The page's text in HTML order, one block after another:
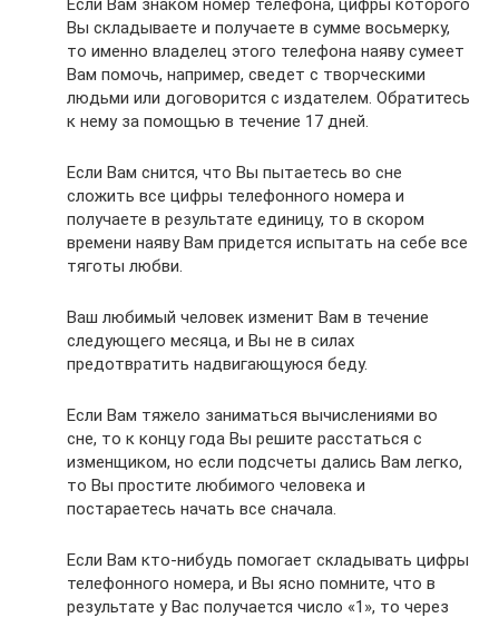
Если Вам знаком номер телефона, цифры которого
Вы складываете и получаете в сумме восьмерку,
то именно владелец этого телефона наяву сумеет
Вам помочь, например, сведет с творческими
людьми или договорится с издателем. Обратитесь
к нему за помощью в течение 17 дней.
Если Вам снится, что Вы пытаетесь во сне
сложить все цифры телефонного номера и
получаете в результате единицу, то в скором
времени наяву Вам придется испытать на себе все
тяготы любви.
Ваш любимый человек изменит Вам в течение
следующего месяца, и Вы не в силах
предотвратить надвигающуюся беду.
Если Вам тяжело заниматься вычислениями во
сне, то к концу года Вы решите расстаться с
изменщиком, но если подсчеты дались Вам легко,
то Вы простите любимого человека и
постараетесь начать все сначала.
Если Вам кто-нибудь помогает складывать цифры
телефонного номера, и Вы ясно помните, что в
результате у Вас получается число «1», то через